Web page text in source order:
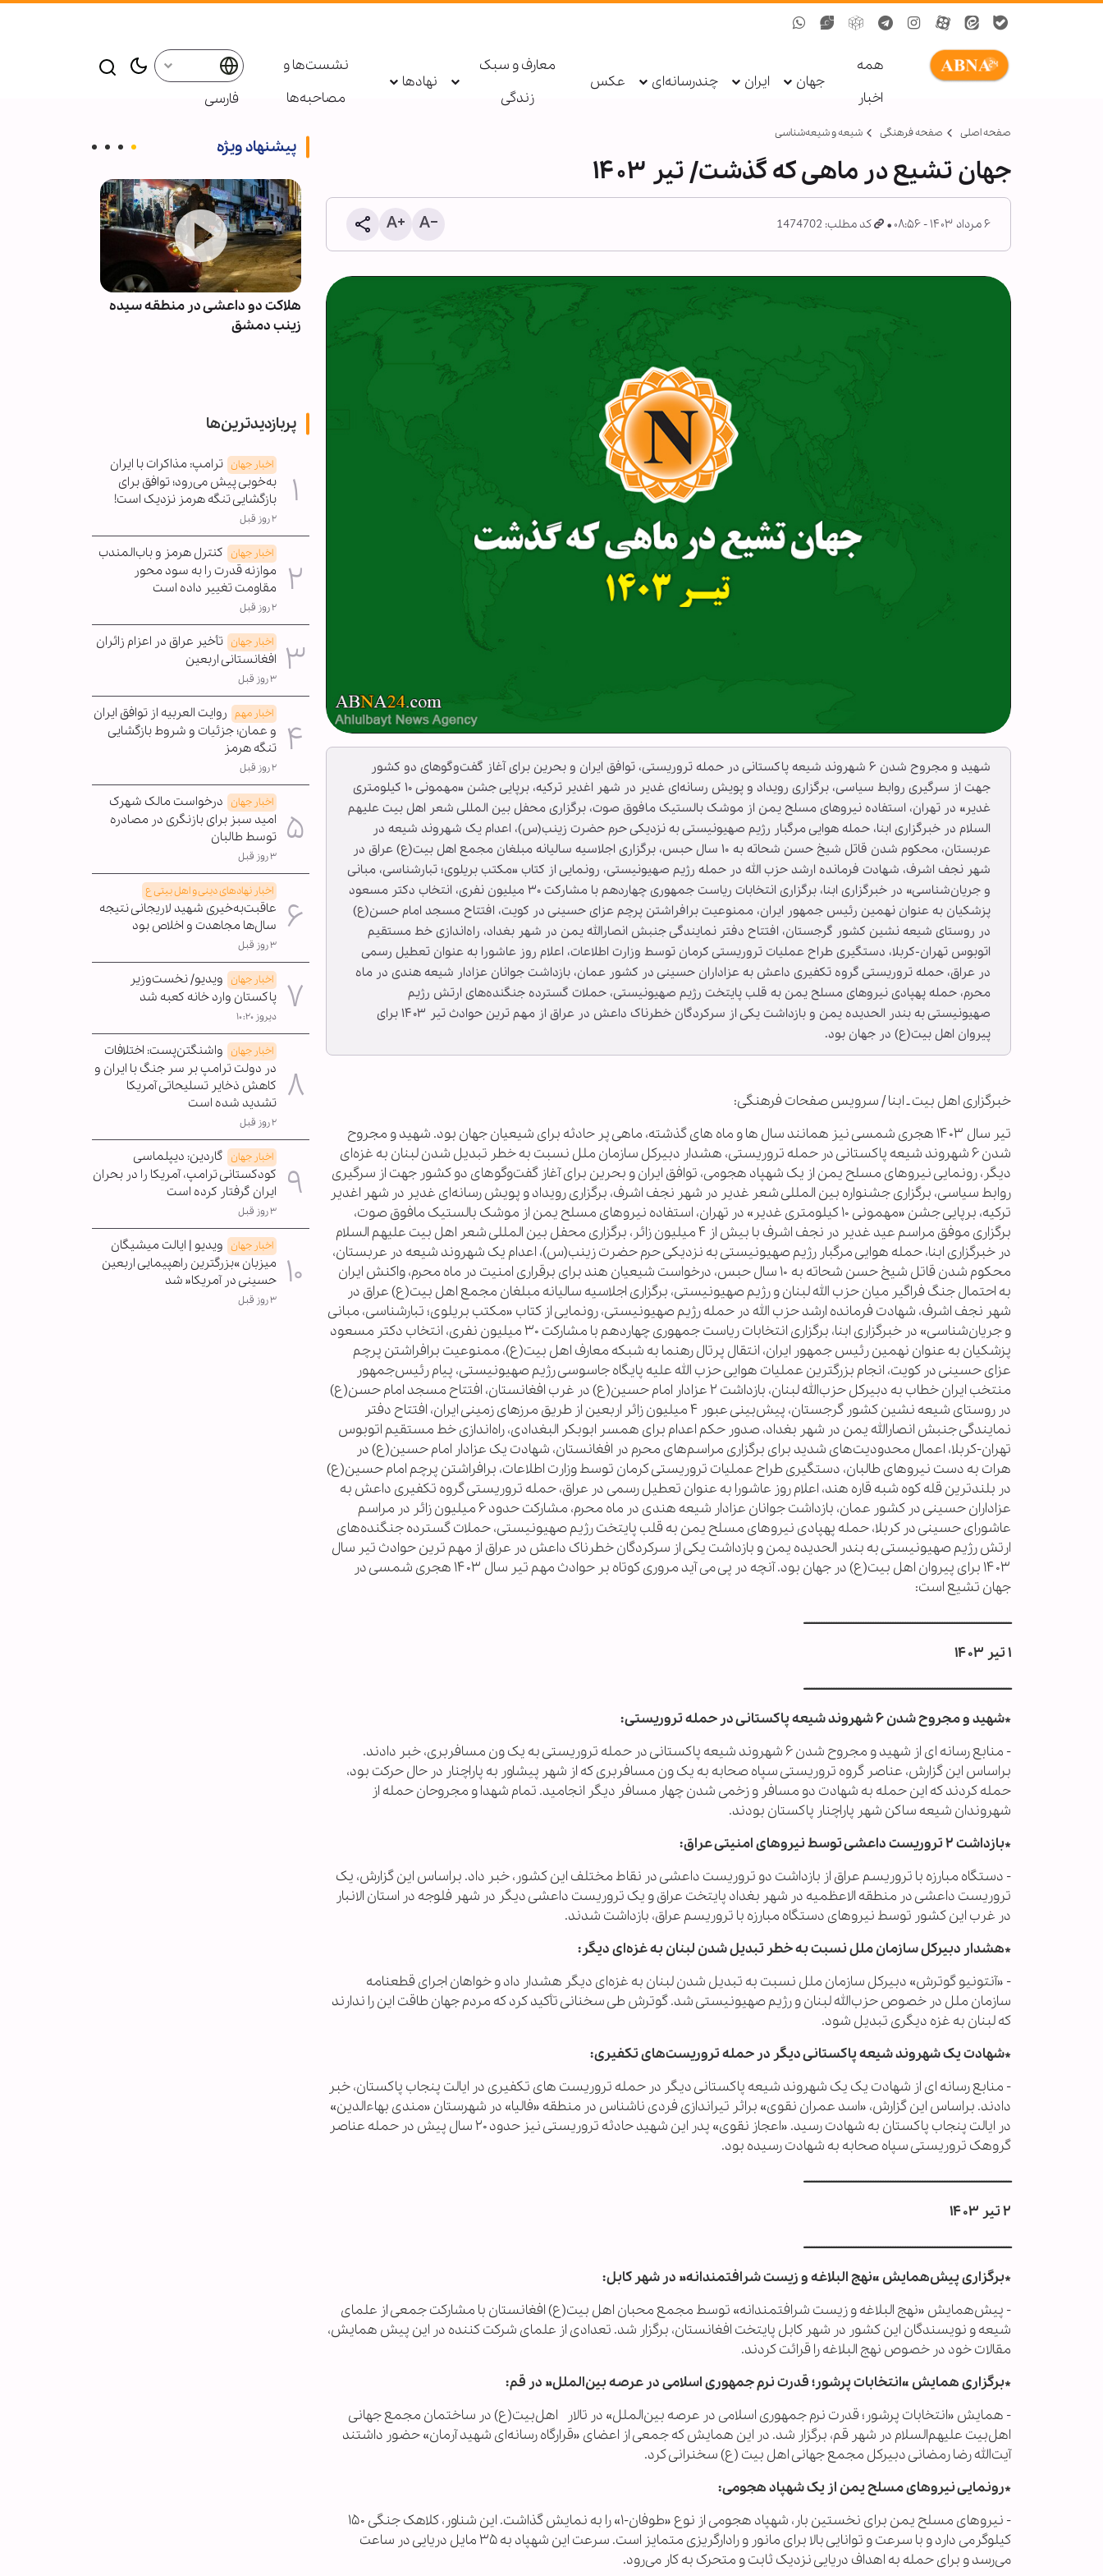
همه
اخبار
جهان ایران چندرسانه‌ای عکس
معارف و سبک
زندگی
نهادها
نشست‌ها و
مصاحبه‌ها
فارسی
صفحه اصلی صفحه فرهنگی شیعه و شیعه‌شناسی
جهان تشیع در ماهی که گذشت/ تیر ۱۴۰۳
۶ مرداد ۱۴۰۳ - ۰۸:۵۶ کد مطلب: 1474702
شهید و مجروح شدن ۶ شهروند شیعه پاکستانی در حمله تروریستی، توافق ایران و بحرین برای آغاز گفت‌وگوهای دو کشور
جهت از سرگیری روابط سیاسی، برگزاری رویداد و پویش رسانه‌ای غدیر در شهر اغدیر ترکیه، برپایی جشن «مهمونی ۱۰ کیلومتری
غدیر» در تهران، استفاده نیروهای مسلح یمن از موشک بالستیک مافوق صوت، برگزاری محفل بین المللی شعر اهل بیت علیهم
السلام در خبرگزاری ابنا، حمله هوایی مرگبار رژیم صهیونیستی به نزدیکی حرم حضرت زینب(س)، اعدام یک شهروند شیعه در
عربستان، محکوم شدن قاتل شیخ حسن شحاته به ۱۰ سال حبس، برگزاری اجلاسیه سالیانه مبلغان مجمع اهل بیت(ع) عراق در
شهر نجف اشرف، شهادت فرمانده ارشد حزب الله در حمله رژیم صهیونیستی، رونمایی از کتاب «مکتب بریلوی؛ تبارشناسی، مبانی
و جریان‌شناسی» در خبرگزاری ابنا، برگزاری انتخابات ریاست جمهوری چهاردهم با مشارکت ۳۰ میلیون نفری، انتخاب دکتر مسعود
پزشکیان به عنوان نهمین رئیس جمهور ایران، ممنوعیت برافراشتن پرچم‌ عزای حسینی در کویت، افتتاح مسجد امام حسن(ع)
در روستای شیعه نشین کشور گرجستان، افتتاح دفتر نمایندگی جنبش انصارالله یمن در شهر بغداد، راه‌اندازی خط مستقیم
اتوبوس تهران-کربلا، دستگیری طراح عملیات تروریستی کرمان توسط وزارت اطلاعات، اعلام روز عاشورا به عنوان تعطیل رسمی
در عراق، حمله تروریستی گروه تکفیری داعش به عزاداران حسینی در کشور عمان، بازداشت جوانان عزادار شیعه هندی در ماه
محرم، حمله پهپادی نیروهای مسلح یمن به قلب پایتخت رژیم صهیونیستی، حملات گسترده جنگنده‌های ارتش رژیم
صهیونیستی به بندر الحدیده یمن و بازداشت یکی از سرکردگان خطرناک داعش در عراق از مهم‏ ترین حوادث تیر ۱۴۰۳ برای
پیروان اهل بیت(ع) در جهان بود.
خبرگزاری اهل بیت ـ ابنا / سرویس صفحات فرهنگی:
تیر سال ۱۴۰۳ هجری شمسی نیز همانند سال ها و ماه های گذشته، ماهی پر حادثه برای شیعیان جهان بود. شهید و مجروح
شدن ۶ شهروند شیعه پاکستانی در حمله تروریستی، هشدار دبیرکل سازمان ملل نسبت به خطر تبدیل شدن لبنان به غزه‌ای
دیگر، رونمایی نیروهای مسلح یمن از یک شهپاد هجومی، توافق ایران و بحرین برای آغاز گفت‌وگوهای دو کشور جهت از سرگیری
روابط سیاسی، برگزاری جشنواره بین المللی شعر غدیر در شهر نجف اشرف، برگزاری رویداد و پویش رسانه‌ای غدیر در شهر اغدیر
ترکیه، برپایی جشن «مهمونی ۱۰ کیلومتری غدیر» در تهران، استفاده نیروهای مسلح یمن از موشک بالستیک مافوق صوت،
برگزاری موفق مراسم عید غدیر در نجف اشرف با بیش از ۴ میلیون زائر، برگزاری محفل بین المللی شعر اهل بیت علیهم السلام
در خبرگزاری ابنا، حمله هوایی مرگبار رژیم صهیونیستی به نزدیکی حرم حضرت زینب(س)، اعدام یک شهروند شیعه در عربستان،
محکوم شدن قاتل شیخ حسن شحاته به ۱۰ سال حبس، درخواست شیعیان هند برای برقراری امنیت در ماه محرم، واکنش ایران
به احتمال جنگ فراگیر میان حزب الله لبنان و رژیم صهیونیستی، برگزاری اجلاسیه سالیانه مبلغان مجمع اهل بیت(ع) عراق در
شهر نجف اشرف، شهادت فرمانده ارشد حزب الله در حمله رژیم صهیونیستی، رونمایی از کتاب «مکتب بریلوی؛ تبارشناسی، مبانی
و جریان‌شناسی» در خبرگزاری ابنا، برگزاری انتخابات ریاست جمهوری چهاردهم با مشارکت ۳۰ میلیون نفری، انتخاب دکتر مسعود
پزشکیان به عنوان نهمین رئیس جمهور ایران، انتقال پرتال رهنما به شبکه معارف اهل بیت(ع)، ممنوعیت برافراشتن پرچم‌
عزای حسینی در کویت، انجام بزرگترین عملیات هوایی حزب الله علیه پایگاه جاسوسی رژیم صهیونیستی، پیام رئیس‌جمهور
منتخب ایران خطاب به دبیرکل حزب‌الله لبنان، بازداشت ۲ عزادار امام حسین(ع) در غرب افغانستان، افتتاح مسجد امام حسن(ع)
در روستای شیعه نشین کشور گرجستان، پیش‌بینی عبور ۴ میلیون زائر اربعین از طریق مرزهای زمینی ایران، افتتاح دفتر
نمایندگی جنبش انصارالله یمن در شهر بغداد، صدور حکم اعدام برای همسر ابوبکر البغدادی، راه‌اندازی خط مستقیم اتوبوس
تهران-کربلا، اعمال محدودیت‌های شدید برای برگزاری مراسم‌های محرم در افغانستان، شهادت یک عزادار امام حسین(ع) در
هرات به دست نیروهای طالبان، دستگیری طراح عملیات تروریستی کرمان توسط وزارت اطلاعات، برافراشتن پرچم امام حسین(ع)
در بلندترین قله کوه شبه قاره هند، اعلام روز عاشورا به عنوان تعطیل رسمی در عراق، حمله تروریستی گروه تکفیری داعش به
عزاداران حسینی در کشور عمان، بازداشت جوانان عزادار شیعه هندی در ماه محرم، مشارکت حدود ۶ میلیون زائر در مراسم
عاشورای حسینی در کربلا، حمله پهپادی نیروهای مسلح یمن به قلب پایتخت رژیم صهیونیستی، حملات گسترده جنگنده‌های
ارتش رژیم صهیونیستی به بندر الحدیده یمن و بازداشت یکی از سرکردگان خطرناک داعش در عراق از مهم‏ ترین حوادث تیر سال
۱۴۰۳ برای پیروان اهل بیت(ع) در جهان بود. آنچه در پی می ‏آید مروری کوتاه بر حوادث مهم تیر سال ۱۴۰۳ هجری شمسی در
جهان تشیع است:
ــــــــــــــــــــــــــــــــــــــــــــــــــــــــــــــــــــــــــــــــــــ
۱ تیر ۱۴۰۳
ــــــــــــــــــــــــــــــــــــــــــــــــــــــــــــــــــــــــــــــــــــ
*شهید و مجروح شدن ۶ شهروند شیعه پاکستانی در حمله تروریستی:
- منابع رسانه ای از شهید و مجروح شدن ۶ شهروند شیعه پاکستانی در حمله تروریستی به یک ون مسافربری، خبر دادند.
براساس این گزارش، عناصر گروه تروریستی سپاه صحابه به یک ون مسافربری که از شهر پیشاور به پاراچنار در حال حرکت بود،
حمله کردند که این حمله به شهادت دو مسافر و زخمی شدن چهار مسافر دیگر انجامید. تمام شهدا و مجروحان حمله از
شهروندان شیعه ساکن شهر پاراچنار پاکستان بودند.
*بازداشت ۲ تروریست داعشی توسط نیروهای امنیتی عراق:
- دستگاه مبارزه با تروریسم عراق از بازداشت دو تروریست داعشی در نقاط مختلف این کشور، خبر داد. براساس این گزارش، یک
تروریست داعشی در منطقه الاعظمیه در شهر بغداد پایتخت عراق و یک تروریست داعشی دیگر در شهر فلوجه در استان الانبار
در غرب این کشور توسط نیروهای دستگاه مبارزه با تروریسم عراق، بازداشت شدند.
*هشدار دبیرکل سازمان ملل نسبت به خطر تبدیل شدن لبنان به غزه‌ای دیگر:
- «آنتونیو گوترش» دبیرکل سازمان ملل نسبت به تبدیل شدن لبنان به غزه‌ای دیگر هشدار داد و خواهان اجرای قطعنامه
سازمان ملل در خصوص حزب‌الله لبنان و رژیم صهیونیستی شد. گوترش طی سخنانی تأکید کرد که مردم جهان طاقت این را ندارند
که لبنان به غزه دیگری تبدیل شود.
*شهادت یک شهروند شیعه پاکستانی دیگر در حمله تروریست‌های تکفیری:
- منابع رسانه ای از شهادت یک یک شهروند شیعه پاکستانی دیگر در حمله تروریست های تکفیری در ایالت پنجاب پاکستان، خبر
دادند. براساس این گزارش، «اسد عمران نقوی» براثر تیراندازی فردی ناشناس در منطقه «فالیا» در شهرستان «مندی بهاءالدین»
در ایالت پنجاب پاکستان به شهادت رسید. «اعجاز نقوی» پدر این شهید حادثه تروریستی نیز حدود ۲۰ سال پیش در حمله عناصر
گروهک تروریستی سپاه صحابه به شهادت رسیده بود.
ــــــــــــــــــــــــــــــــــــــــــــــــــــــــــــــــــــــــــــــــــــ
۲ تیر ۱۴۰۳
ــــــــــــــــــــــــــــــــــــــــــــــــــــــــــــــــــــــــــــــــــــ
*برگزاری پیش‌همایش «نهج البلاغه و زیست شرافتمندانه» در شهر کابل:
- پیش‌همایش «نهج البلاغه و زیست شرافتمندانه» توسط مجمع محبان اهل بیت(ع) افغانستان با مشارکت جمعی از علمای
شیعه و نویسندگان این کشور در شهر کابل پایتخت افغانستان، برگزار شد. تعدادی از علمای شرکت کننده در این پیش همایش،
مقالات خود در خصوص نهج البلاغه را قرائت کردند.
*برگزاری همایش «انتخابات پرشور؛ قدرت نرم جمهوری اسلامی در عرصه بین‌الملل» در قم:
- همایش «انتخابات پرشور؛ قدرت نرم جمهوری اسلامی در عرصه بین‌الملل» در تالار اهل‌بیت(ع) در ساختمان مجمع جهانی
اهل‌بیت علیهم‌السلام در شهر قم، برگزار شد. در این همایش که جمعی از اعضای «قرارگاه رسانه‌ای شهید آرمان» حضور داشتند
آیت‌الله رضا رمضانی دبیرکل مجمع جهانی اهل بیت (ع) سخنرانی کرد.
*رونمایی نیروهای مسلح یمن از یک شهپاد هجومی:
- نیروهای مسلح یمن برای نخستین بار، شهپاد هجومی از نوع «طوفان-۱» را به نمایش گذاشت. این شناور، کلاهک جنگی ۱۵۰
کیلوگرمی دارد و با سرعت و توانایی بالا برای مانور و رادارگریزی متمایز است. سرعت این شهپاد به ۳۵ مایل دریایی در ساعت
می‌رسد و برای حمله به اهداف دریایی نزدیک ثابت و متحرک به کار می‌رود.
پیشنهاد ویژه
شیخ علی الخطیب: دولت لبنان پس
از ناکامی مذاکرات، گفت‌وگو با
مقاومت را آغاز کند
هلاکت دو داعشی در منطقه سیده
زینب دمشق
پربازدیدترین‌ها
اخبار جهان ترامپ: مذاکرات با ایران
به‌خوبی پیش می‌رود؛ توافق برای
بازگشایی تنگه هرمز نزدیک است!
۲ روز قبل
اخبار جهان کنترل هرمز و باب‌المندب
موازنه قدرت را به سود محور
مقاومت تغییر داده است
۲ روز قبل
اخبار جهان تأخیر عراق در اعزام زائران
افغانستانی اربعین
۳ روز قبل
اخبار مهم روایت العربیه از توافق ایران
و عمان؛ جزئیات و شروط بازگشایی
تنگه هرمز
۲ روز قبل
اخبار جهان درخواست مالک شهرک
امید سبز برای بازنگری در مصادره
توسط طالبان
۳ روز قبل
اخبار نهادهای دینی و اهل بیتی ع
عاقبت‌به‌خیری شهید لاریجانی نتیجه
سال‌ها مجاهدت و اخلاص بود
۳ روز قبل
اخبار جهان ویدیو/ نخست‌وزیر
پاکستان وارد خانه کعبه شد
دیروز ۱۰:۲۰
اخبار جهان واشنگتن‌پست: اختلافات
در دولت ترامپ بر سر جنگ با ایران و
کاهش ذخایر تسلیحاتی آمریکا
تشدید شده است
۲ روز قبل
اخبار جهان گاردین: دیپلماسی
کودکستانی ترامپ، آمریکا را در بحران
ایران گرفتار کرده است
۳ روز قبل
اخبار جهان ویدیو | ایالت میشیگان
میزبان »بزرگترین راهپیمایی اربعین
حسینی در آمریکا« شد
۳ روز قبل